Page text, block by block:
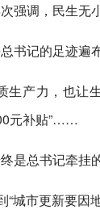
强调，民生无
书记的足迹遍
生产力，也让
元补贴”……
是总书记牵挂
“城市更新要因